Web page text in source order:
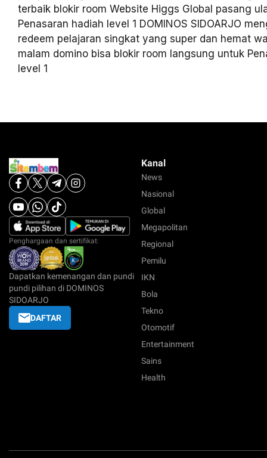
terbaik blokir room Website Higgs Global pasang
Penasaran hadiah level 1 DOMINOS SIDOARJO
redeem pelajaran singkat yang super dan hemat
malam domino bisa blokir room langsung untuk
level 1
Penghargaan dan sertifikat:
Dapatkan kemenangan dan pundi
pundi pilihan di DOMINOS
SIDOARJO
DAFTAR
Kanal
News
Nasional
Global
Megapolitan
Regional
Pemilu
IKN
Bola
Tekno
Otomotif
Entertainment
Sains
Health